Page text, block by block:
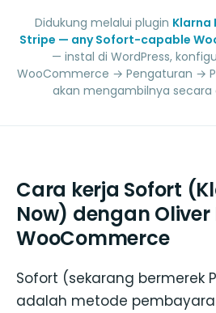
Didukung melalui plugin Klarna
Stripe — any Sofort-capable
— instal di WordPress,
WooCommerce → Pengaturan →
akan mengambilnya secara
Cara kerja Sofort
Now) dengan Oliver
WooCommerce
Sofort (sekarang bermerek
adalah metode